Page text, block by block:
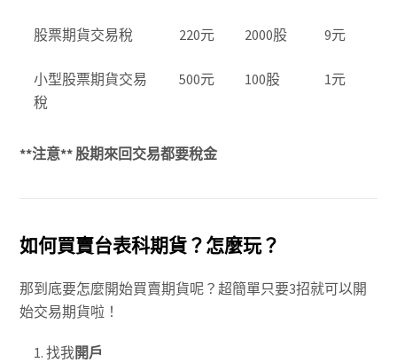
股票期貨交易稅 220元 2000股 9元
小型股票期貨交易
稅
500元 100股 1元
**注意** 股期來回交易都要稅金
如何買賣台表科期貨？怎麼玩？
那到底要怎麼開始買賣期貨呢？超簡單只要3招就可以開
始交易期貨啦！
找我開戶